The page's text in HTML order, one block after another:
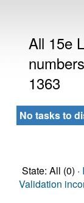
All 15e
1363
No tasks to
State: All (0) ·
Validation